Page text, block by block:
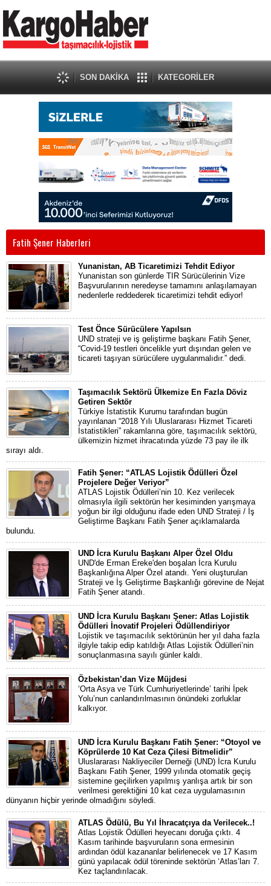
SON DAKİKA KATEGORİLER
Fatih Şener Haberleri
Yunanistan, AB Ticaretimizi Tehdit Ediyor
Yunanistan son günlerde TIR Sürücülerinin Vize
Başvurularının neredeyse tamamını anlaşılamayan
nedenlerle reddederek ticaretimizi tehdit ediyor!
Test Önce Sürücülere Yapılsın
UND strateji ve iş geliştirme başkanı Fatih Şener,
“Covid-19 testleri öncelikle yurt dışından gelen ve
ticareti taşıyan sürücülere uygulanmalıdır.” dedi.
Taşımacılık Sektörü Ülkemize En Fazla Döviz
Getiren Sektör
Türkiye İstatistik Kurumu tarafından bugün
yayınlanan “2018 Yılı Uluslararası Hizmet Ticareti
İstatistikleri” rakamlarına göre, taşımacılık sektörü,
ülkemizin hizmet ihracatında yüzde 73 pay ile ilk
sırayı aldı.
Fatih Şener: “ATLAS Lojistik Ödülleri Özel
Projelere Değer Veriyor”
ATLAS Lojistik Ödülleri’nin 10. Kez verilecek
olmasıyla ilgili sektörün her kesiminden yarışmaya
yoğun bir ilgi olduğunu ifade eden UND Strateji / İş
Geliştirme Başkanı Fatih Şener açıklamalarda
bulundu.
UND İcra Kurulu Başkanı Alper Özel Oldu
UND'de Erman Ereke'den boşalan İcra Kurulu
Başkanlığına Alper Özel atandı. Yeni oluşturulan
Strateji ve İş Geliştirme Başkanlığı görevine de Nejat
Fatih Şener atandı.
UND İcra Kurulu Başkanı Şener: Atlas Lojistik
Ödülleri İnovatif Projeleri Ödüllendiriyor
Lojistik ve taşımacılık sektörünün her yıl daha fazla
ilgiyle takip edip katıldığı Atlas Lojistik Ödülleri’nin
sonuçlanmasına sayılı günler kaldı.
Özbekistan’dan Vize Müjdesi
‘Orta Asya ve Türk Cumhuriyetlerinde’ tarihi İpek
Yolu’nun canlandırılmasının önündeki zorluklar
kalkıyor.
UND İcra Kurulu Başkanı Fatih Şener: “Otoyol ve
Köprülerde 10 Kat Ceza Çilesi Bitmelidir”
Uluslararası Nakliyeciler Derneği (UND) İcra Kurulu
Başkanı Fatih Şener, 1999 yılında otomatik geçiş
sistemine geçilirken yapılmış yanlışa artık bir son
verilmesi gerektiğini 10 kat ceza uygulamasının
dünyanın hiçbir yerinde olmadığını söyledi.
ATLAS Ödülü, Bu Yıl İhracatçıya da Verilecek..!
Atlas Lojistik Ödülleri heyecanı doruğa çıktı. 4
Kasım tarihinde başvuruların sona ermesinin
ardından ödül kazananlar belirlenecek ve 17 Kasım
günü yapılacak ödül töreninde sektörün ‘Atlas’ları 7.
Kez taçlandırılacak.